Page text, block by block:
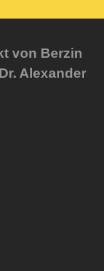
von Berzin
Alexander